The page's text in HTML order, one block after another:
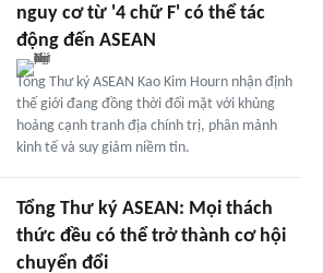
nguy cơ từ '4 chữ F' có thể tác
động đến ASEAN
Tổng Thư ký ASEAN Kao Kim Hourn nhận định
thế giới đang đồng thời đối mặt với khủng
hoảng cạnh tranh địa chính trị, phân mảnh
kinh tế và suy giảm niềm tin.
Tổng Thư ký ASEAN: Mọi thách
thức đều có thể trở thành cơ hội
chuyển đổi